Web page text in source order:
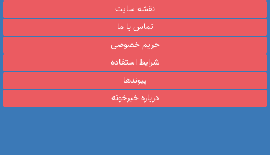
نقشه سایت
تماس با ما
حریم خصوصی
شرایط استفاده
پیوندها
درباره خبرخونه